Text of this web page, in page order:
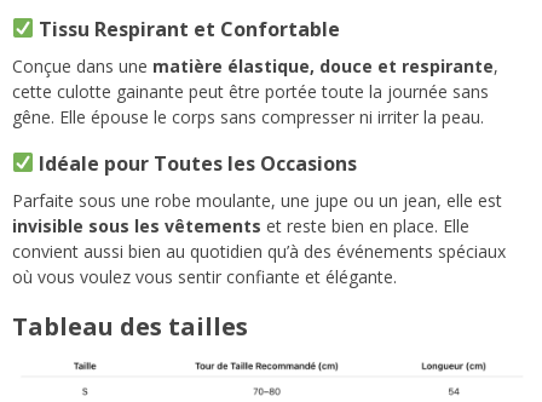
Tissu Respirant et Confortable
Conçue dans une matière élastique, douce et respirante,
cette culotte gainante peut être portée toute la journée sans
gêne. Elle épouse le corps sans compresser ni irriter la peau.
Idéale pour Toutes les Occasions
Parfaite sous une robe moulante, une jupe ou un jean, elle est
invisible sous les vêtements et reste bien en place. Elle
convient aussi bien au quotidien qu’à des événements spéciaux
où vous voulez vous sentir confiante et élégante.
Tableau des tailles